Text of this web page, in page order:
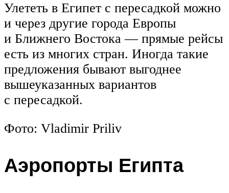
Улететь в Египет с пересадкой можно
и через другие города Европы
и Ближнего Востока — прямые рейсы
есть из многих стран. Иногда такие
предложения бывают выгоднее
вышеуказанных вариантов
с пересадкой.
Фото: Vladimir Priliv
Аэропорты Египта